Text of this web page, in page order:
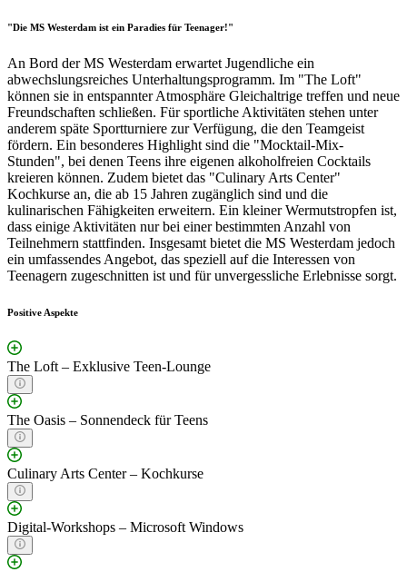
"Die MS Westerdam ist ein Paradies für Teenager!"
An Bord der MS Westerdam erwartet Jugendliche ein
abwechslungsreiches Unterhaltungsprogramm. Im "The Loft"
können sie in entspannter Atmosphäre Gleichaltrige treffen und neue
Freundschaften schließen. Für sportliche Aktivitäten stehen unter
anderem späte Sportturniere zur Verfügung, die den Teamgeist
fördern. Ein besonderes Highlight sind die "Mocktail-Mix-
Stunden", bei denen Teens ihre eigenen alkoholfreien Cocktails
kreieren können. Zudem bietet das "Culinary Arts Center"
Kochkurse an, die ab 15 Jahren zugänglich sind und die
kulinarischen Fähigkeiten erweitern. Ein kleiner Wermutstropfen ist,
dass einige Aktivitäten nur bei einer bestimmten Anzahl von
Teilnehmern stattfinden. Insgesamt bietet die MS Westerdam jedoch
ein umfassendes Angebot, das speziell auf die Interessen von
Teenagern zugeschnitten ist und für unvergessliche Erlebnisse sorgt.
Positive Aspekte
The Loft – Exklusive Teen-Lounge
The Oasis – Sonnendeck für Teens
Culinary Arts Center – Kochkurse
Digital-Workshops – Microsoft Windows